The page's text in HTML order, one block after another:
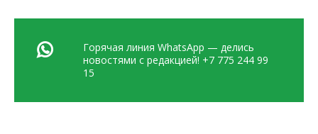
Горячая линия WhatsApp — делись
новостями с редакцией! +7 775 244 99
15